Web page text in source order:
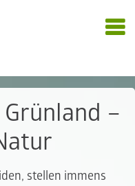
–
stellen immens